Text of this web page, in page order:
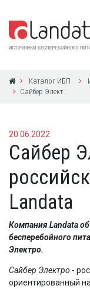
Каталог ИБП
Сайбер Электро-первый российский бренд ИБП в Landata
20.06.2022
Сайбер
Landata
Компания Landata
бесперебойного
Электро.
Сайбер Электро -
ориентированный